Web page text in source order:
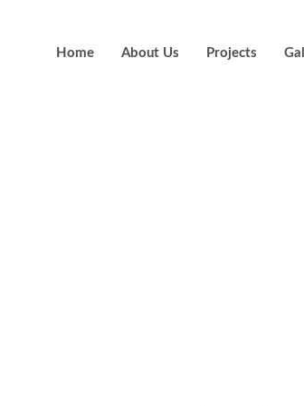
Home About Us Projects